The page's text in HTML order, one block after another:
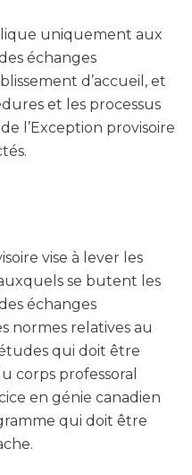
uniquement aux
échanges
d’accueil, et
et les processus
l’Exception provisoire
vise à lever les
se butent les
échanges
normes relatives au
qui doit être
corps professoral
en génie canadien
qui doit être